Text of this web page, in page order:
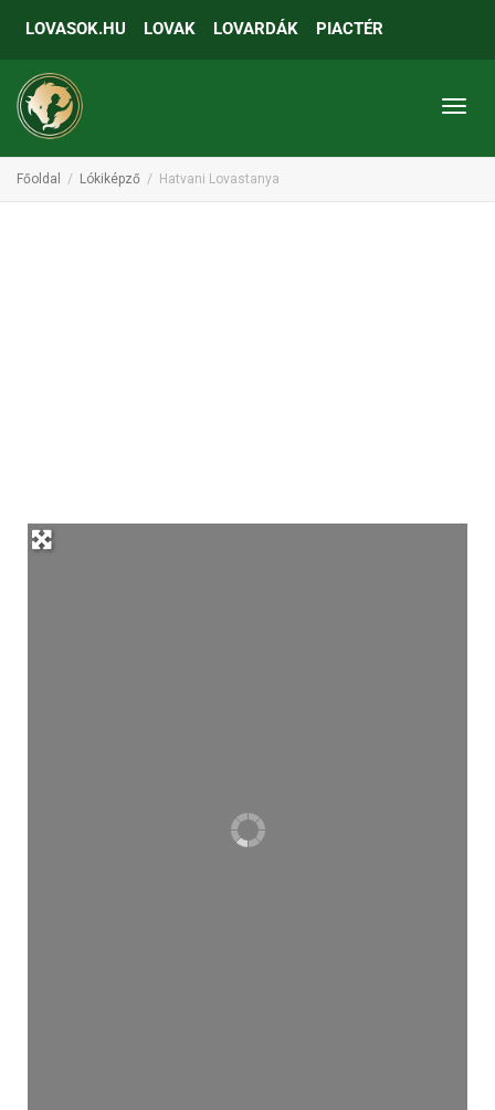
LOVASOK.HU LOVAK LOVARDÁK PIACTÉR
Főoldal Lókiképző Hatvani Lovastanya